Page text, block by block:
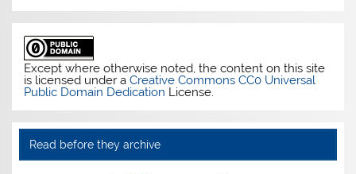
Except where otherwise noted, the content on this site
is licensed under aCreative Commons CC0 Universal
Public Domain Dedication License.
Read before they archive